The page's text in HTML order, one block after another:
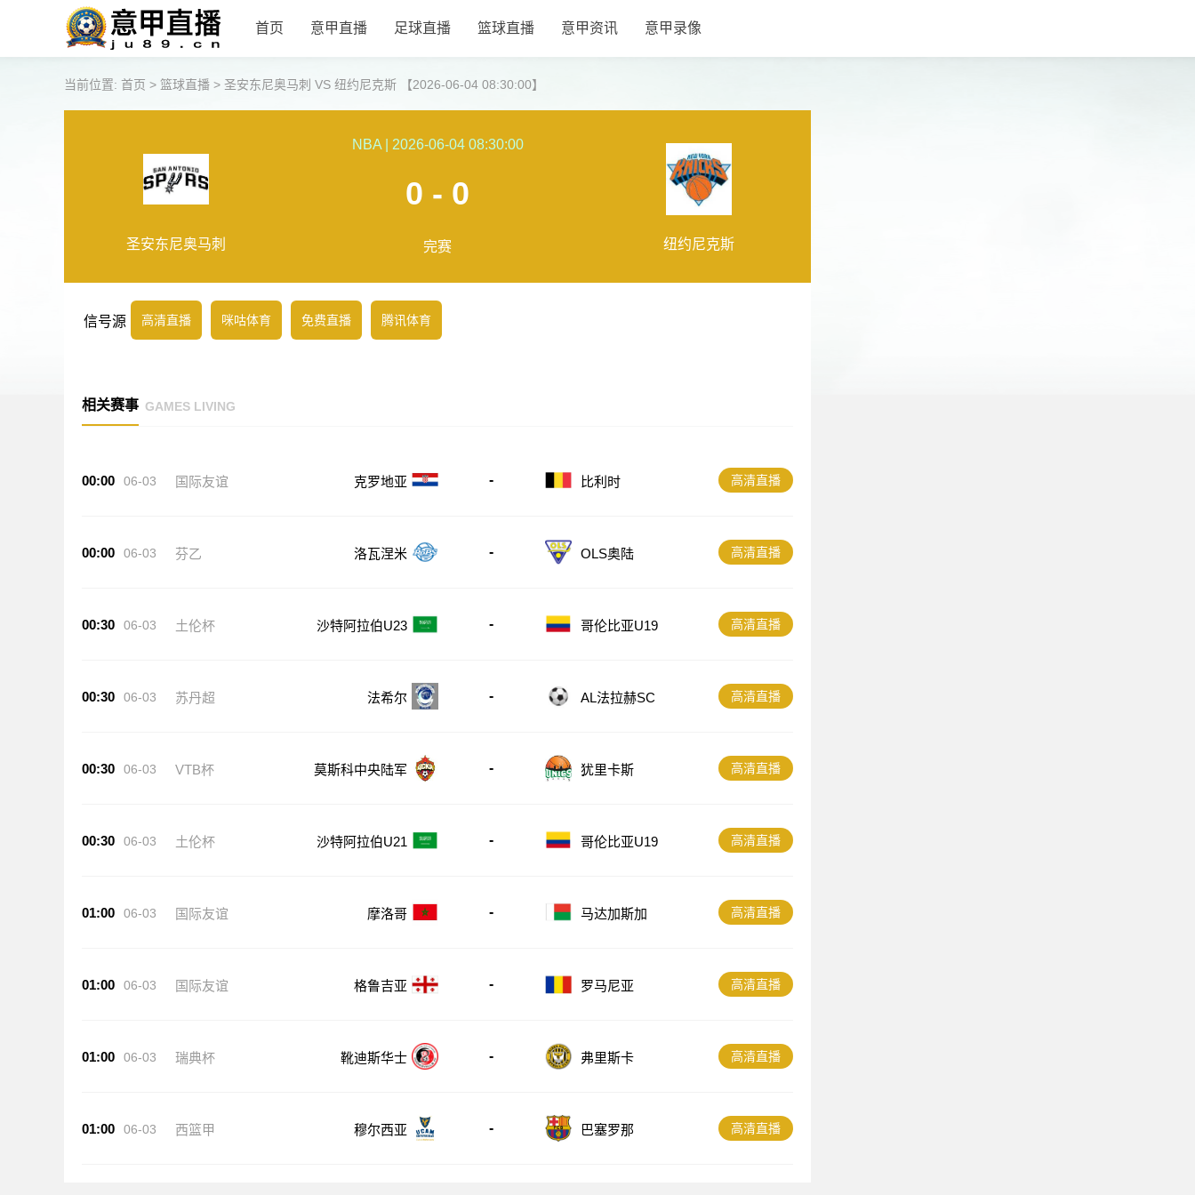
首页 意甲直播 足球直播 篮球直播 意甲资讯 意甲录像
当前位置: 首页 > 篮球直播 > 圣安东尼奥马刺 VS 纽约尼克斯 【2026-06-04 08:30:00】
圣安东尼奥马刺
NBA 2026-06-04 08:30:00
0 - 0
完赛 纽约尼克斯
信号源 高清直播 咪咕体育 免费直播 腾讯体育
相关赛事 GAMES LIVING
00:00 06-03 国际友谊 克罗地亚 - 比利时 高清直播
00:00 06-03 芬乙 洛瓦涅米 - OLS奥陆 高清直播
00:30 06-03 土伦杯 沙特阿拉伯U23 - 哥伦比亚U19 高清直播
00:30 06-03 苏丹超 法希尔 - AL法拉赫SC 高清直播
00:30 06-03 VTB杯 莫斯科中央陆军 - 犹里卡斯 高清直播
00:30 06-03 土伦杯 沙特阿拉伯U21 - 哥伦比亚U19 高清直播
01:00 06-03 国际友谊 摩洛哥 - 马达加斯加 高清直播
01:00 06-03 国际友谊 格鲁吉亚 - 罗马尼亚 高清直播
01:00 06-03 瑞典杯 靴迪斯华士 - 弗里斯卡 高清直播
01:00 06-03 西篮甲 穆尔西亚 - 巴塞罗那 高清直播